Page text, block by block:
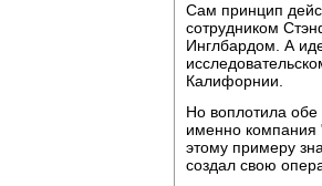
Сам принцип
сотрудником
Инглбардом. А
Калифорнии.
Но воплотила
именно компания
этому примеру
создал свою